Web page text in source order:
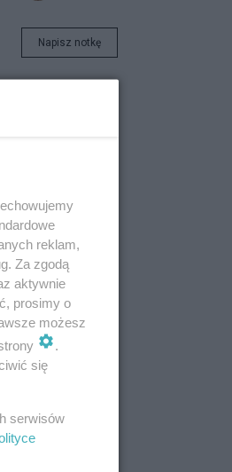
Napisz notkę
reklam,
Za zgodą
aktywnie
prosimy o
możesz
.
się
serwisów